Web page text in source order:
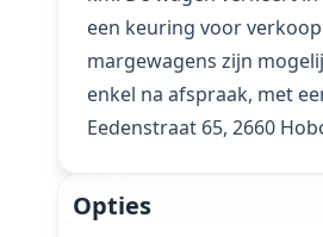
een keuring voor
margewagens zijn
enkel na afspraak, met
Eedenstraat 65, 2660
Opties